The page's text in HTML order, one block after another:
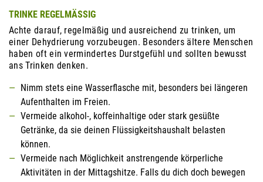
TRINKE REGELMÄSSIG
Achte darauf, regelmäßig und ausreichend zu trinken, um
einer Dehydrierung vorzubeugen. Besonders ältere Menschen
haben oft ein vermindertes Durstgefühl und sollten bewusst
ans Trinken denken.
Nimm stets eine Wasserflasche mit, besonders bei längeren
Aufenthalten im Freien.
Vermeide alkohol-, koffeinhaltige oder stark gesüßte
Getränke, da sie deinen Flüssigkeitshaushalt belasten
können.
Vermeide nach Möglichkeit anstrengende körperliche
Aktivitäten in der Mittagshitze. Falls du dich doch bewegen